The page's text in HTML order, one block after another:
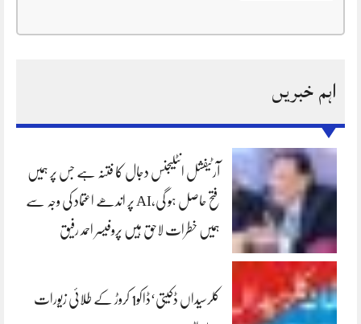
اہم خبریں
آرٹیفشل انٹلیجنس دجال کا فتنہ ہے جس پر ہمیں
فتح حاصل ہو گی،AI پر اندھے اعتماد کی وجہ سے
ہمیں خطرات لاحق ہیں پروفیسر احمد رفیق
کلرسیداں ڈکیتی‘ڈاکو1 کروڑ کے طلائی زیورات